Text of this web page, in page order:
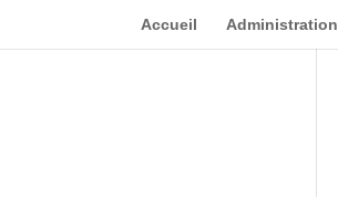
Accueil Administration